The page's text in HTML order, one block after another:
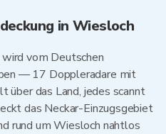
in Wiesloch
vom Deutschen
— 17 Doppleradare mit
über das Land, jedes scannt
das Neckar-Einzugsgebiet
rund um Wiesloch nahtlos